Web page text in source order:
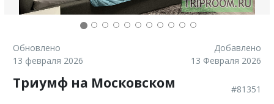
Обновлено
13 февраля 2026
Добавлено
13 Февраля 2026
Триумф на Московском
#81351